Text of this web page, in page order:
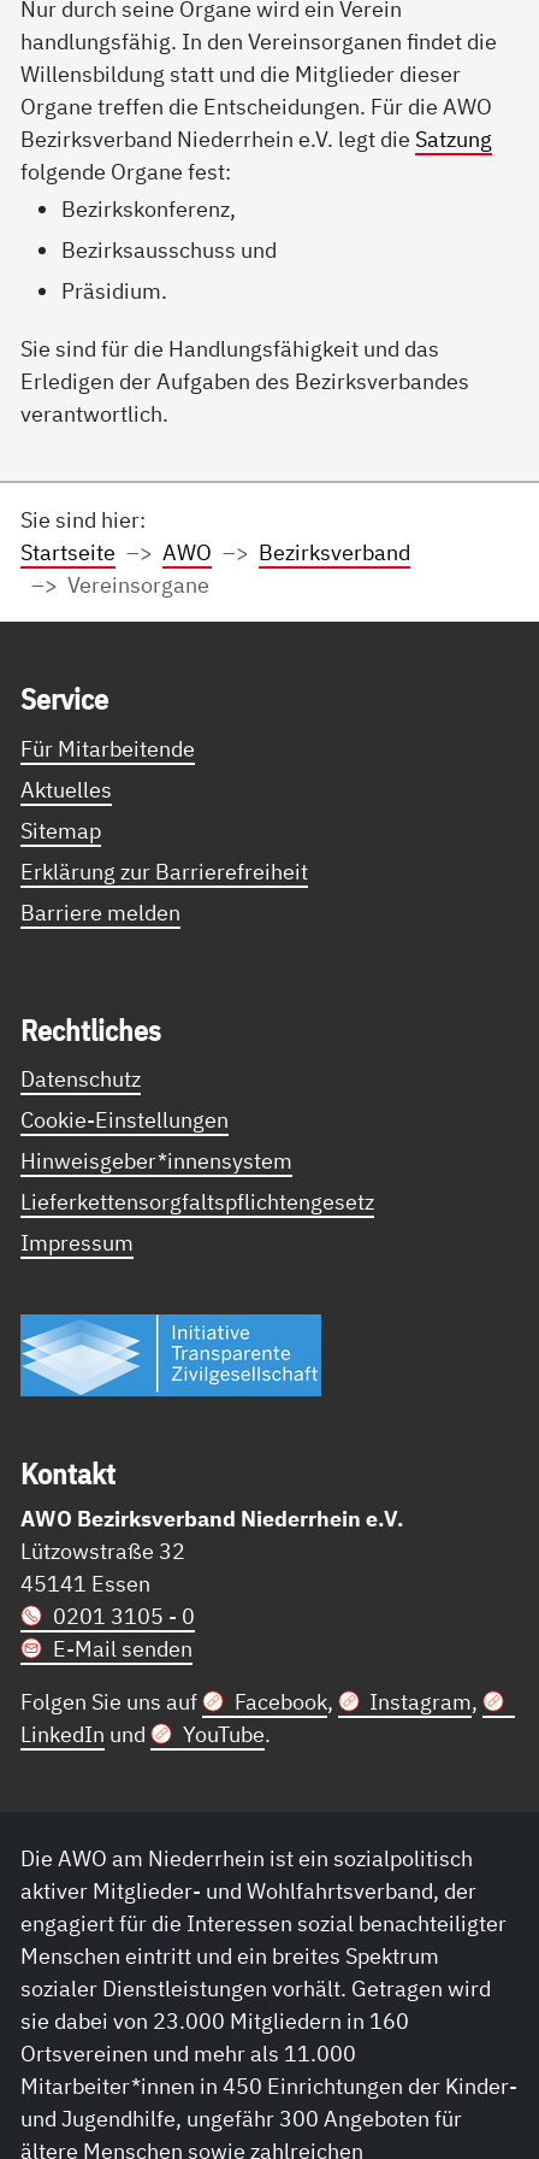
Nur durch seine Organe wird ein Verein
handlungsfähig. In den Vereinsorganen findet die
Willensbildung statt und die Mitglieder dieser
Organe treffen die Entscheidungen. Für die AWO
Bezirksverband Niederrhein e.V. legt die Satzung
folgende Organe fest:
Bezirkskonferenz,
Bezirksausschuss und
Präsidium.
Sie sind für die Handlungsfähigkeit und das
Erledigen der Aufgaben des Bezirksverbandes
verantwortlich.
Sie sind hier:
Startseite
AWO
Bezirksverband
Vereinsorgane
Ser­vice
Für Mitarbeitende
Aktuelles
Sitemap
Erklärung zur Barrierefreiheit
Barriere melden
Recht­li­ches
Datenschutz
Cookie-Einstellungen
Hinweisgeber*innensystem
Lieferkettensorgfaltspflichtengesetz
Impressum
Kon­takt
AWO Bezirksverband Niederrhein e.V.
Lützowstraße 32
45141 Essen
0201 3105 - 0
E-Mail senden
Folgen Sie uns auf
Facebook, Instagram,
LinkedIn und YouTube.
Die AWO am Niederrhein ist ein sozialpolitisch
aktiver Mitglieder- und Wohlfahrtsverband, der
engagiert für die Interessen sozial benachteiligter
Menschen eintritt und ein breites Spektrum
sozialer Dienstleistungen vorhält. Getragen wird
sie dabei von 23.000 Mitgliedern in 160
Ortsvereinen und mehr als 11.000
Mitarbeiter*innen in 450 Einrichtungen der Kinder-
und Jugendhilfe, ungefähr 300 Angeboten für
ältere Menschen sowie zahlreichen